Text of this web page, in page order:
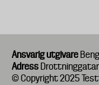
Ansvarig utgivare
Adress Drottninggatan
© Copyright 2025